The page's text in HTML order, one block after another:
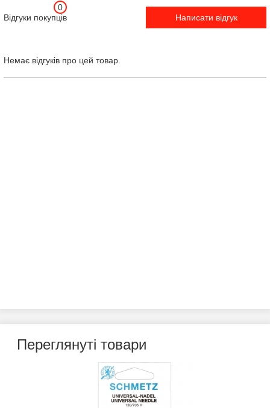
Відгуки покупців
0
Написати відгук
Немає відгуків про цей товар.
Переглянуті товари